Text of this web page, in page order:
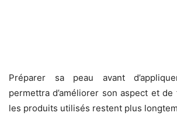
Préparer sa peau avant
permettra d’améliorer son aspect et
les produits utilisés restent plus